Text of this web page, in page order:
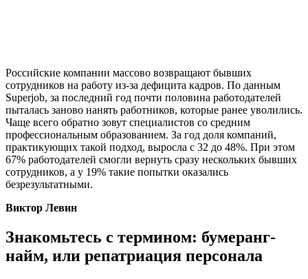
Российские компании массово возвращают бывших
сотрудников на работу из-за дефицита кадров. По данным
Superjob, за последний год почти половина работодателей
пыталась заново нанять работников, которые ранее уволились.
Чаще всего обратно зовут специалистов со средним
профессиональным образованием. За год доля компаний,
практикующих такой подход, выросла с 32 до 48%. При этом
67% работодателей смогли вернуть сразу нескольких бывших
сотрудников, а у 19% такие попытки оказались
безрезультатными.
Виктор Левин
Знакомьтесь с термином: бумеранг-
найм, или репатриация персонала